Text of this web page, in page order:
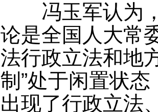
冯玉军认为，
论是全国人大常
法行政立法和地
制”处于闲置状
出现了行政立法